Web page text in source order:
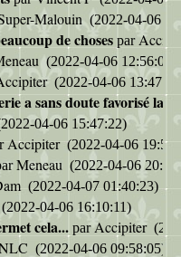
Malouin (2022-04-06
de choses par
(2022-04-06 12:56:01)
(2022-04-06
a sans doute favorisé la
04-06 15:47:22)
Accipiter (2022-04-06
Meneau (2022-04-06
(2022-04-07 01:40:23)
(2022-04-06 16:10:11)
cela... par Accipiter
(2022-04-06 09:58:05)